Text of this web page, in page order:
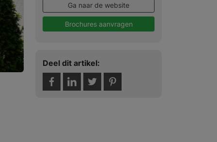
Ga naar de website
Brochures aanvragen
Deel dit artikel: